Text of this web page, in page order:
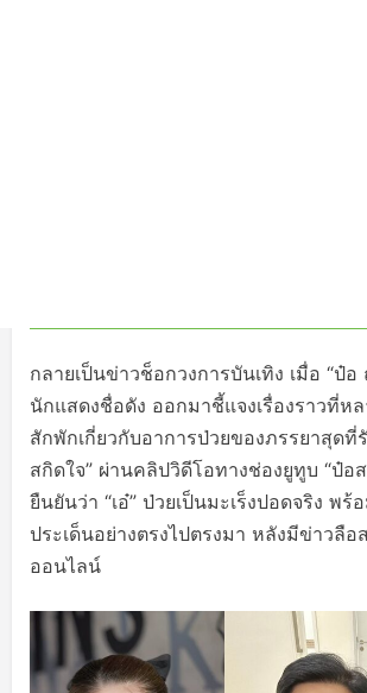
กลายเป็นข่าวช็อกวงการบันเทิง เมื่อ “ป๋
นักแสดงชื่อดัง ออกมาชี้แจงเรื่องราวที่ห
สักพักเกี่ยวกับอาการป่วยของภรรยาสุดที่
สกิดใจ” ผ่านคลิปวิดีโอทางช่องยูทูบ “ป๋อส
ยืนยันว่า “เอ๋” ป่วยเป็นมะเร็งปอดจริง พร้
ประเด็นอย่างตรงไปตรงมา หลังมีข่าวลือ
ออนไลน์